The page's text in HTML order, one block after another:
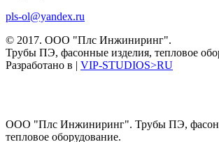
pls-ol@yandex.ru
© 2017. ООО "Плс Инжиниринг".
Трубы ПЭ, фасонные изделия, тепловое
Разработано в | VIP-STUDIOS>RU
ООО "Плс Инжиниринг". Трубы ПЭ,
тепловое оборудование.